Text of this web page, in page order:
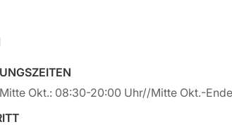
Okt.: 08:30-20:00 Uhr//Mitte Okt.-